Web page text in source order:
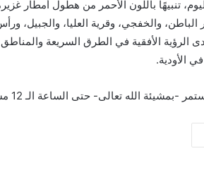
تنبيهًا باللون الأحمر من هطول أمطار
والخفجي، وقرية العليا، والجبيل،
مدى الرؤية الأفقية في الطرق السريعة
الأودية.
-بمشيئة الله تعالى- حتى الساعة الـ 12 مساءً.